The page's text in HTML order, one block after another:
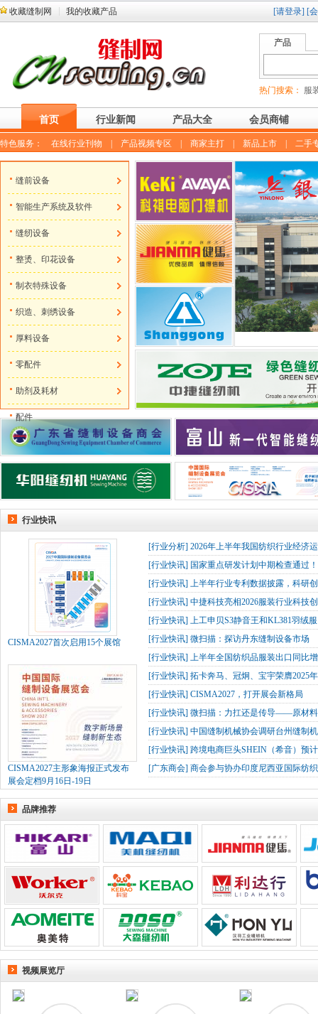
收藏缝制网 我的收藏产品 [请登录] [
产品
热门搜索： 服
首页 行业新闻 产品大全 会员商铺
特色服务： 在线行业刊物 产品视频专区 商家主打 新品上市 二手
缝前设备
智能生产系统及软件
缝纫设备
整烫、印花设备
制衣特殊设备
织造、刺绣设备
厚料设备
零配件
助剂及耗材
配件
行业快讯
CISMA2027首次启用15个展馆
CISMA2027主形象海报正式发布
展会定档9月16日-19日
[行业分析] 2026年上半年我国纺织行业经济
[行业快讯] 国家重点研发计划中期检查通过
[行业快讯] 上半年行业专利数据披露，科研
[行业快讯] 中捷科技亮相2026服装行业科技
[行业快讯] 上工申贝S3静音王和KL381羽绒
[行业快讯] 微扫描：探访丹东缝制设备市场
[行业快讯] 上半年全国纺织品服装出口同比
[行业快讯] 拓卡奔马、冠炯、宝宇荣膺2025
[行业快讯] CISMA2027，打开展会新格局
[行业快讯] 微扫描：力扛还是传导——原材
[行业快讯] 中国缝制机械协会调研台州缝制
[行业快讯] 跨境电商巨头SHEIN（希音）预
[广东商会] 商会参与协办印度尼西亚国际纺
品牌推荐
视频展览厅